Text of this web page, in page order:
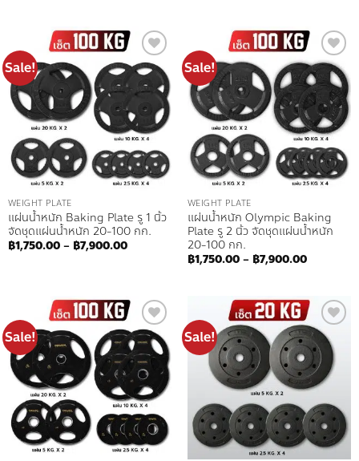
฿2,490.00
Sale! Add to
wishlist
WEIGHT PLATE
แผ่นน้ำหนัก Baking Plate รู 1 นิ้ว
จัดชุดแผ่นน้ำหนัก 20-100 กก.
฿1,750.00 – ฿7,900.00Price
Sale! Add to
wishlist
WEIGHT PLATE
แผ่นน้ำหนัก Olympic Baking
Plate รู 2 นิ้ว จัดชุดแผ่นน้ำหนัก
20-100 กก.
฿1,750.00 – ฿7,900.00Price
฿
Sale! Add to
wishlist
Sale! Add to
wishlist